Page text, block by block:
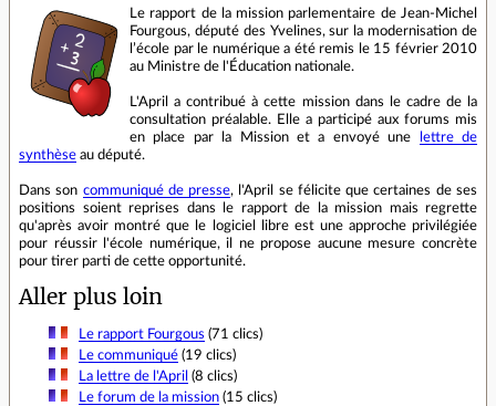
Le rapport de la mission parlementaire de Jean-Michel
Fourgous, député des Yvelines, sur la modernisation de
l’école par le numérique a été remis le 15 février 2010
au Ministre de l'Éducation nationale.
L'April a contribué à cette mission dans le cadre de la
consultation préalable. Elle a participé aux forums mis
en place par la Mission et a envoyé une
lettre de
synthèse au député.
Dans son communiqué de presse, l'April se félicite que certaines de ses
positions soient reprises dans le rapport de la mission mais regrette
qu'après avoir montré que le logiciel libre est une approche privilégiée
pour réussir l'école numérique, il ne propose aucune mesure concrète
pour tirer parti de cette opportunité.
Aller plus loin
Le rapport Fourgous (71 clics)
Le communiqué(19 clics)
La lettre de l'April (8 clics)
Le forum de la mission(15 clics)